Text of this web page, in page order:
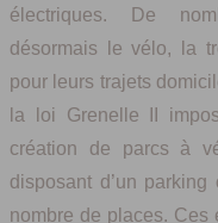
électriques. De
désormais le vélo, la
pour leurs trajets
la loi Grenelle II
création de parcs à
disposant d’un
nombre de places. Ces